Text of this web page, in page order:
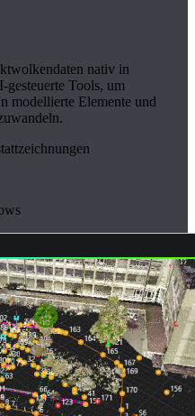
nativ in
Tools, um
modellierte Elemente und